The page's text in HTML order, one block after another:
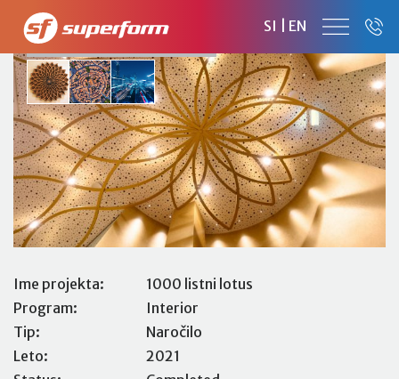
SI EN
1000 LISTNI LOTUS
DHIMAHI POSLOVNI PROSTOR
Ime projekta:
1000 listni lotus
Program:
Interior
Tip:
Naročilo
Leto:
2021